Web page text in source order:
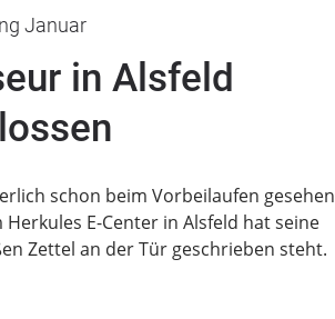
Januar
in Alsfeld
schon beim Vorbeilaufen gesehen
E-Center in Alsfeld hat seine
Zettel an der Tür geschrieben steht.